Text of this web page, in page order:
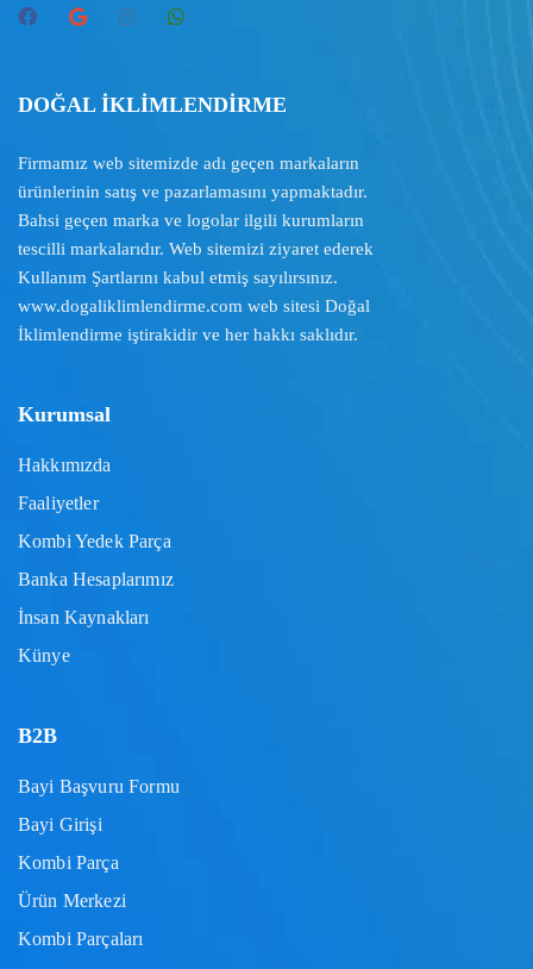
DOĞAL İKLİMLENDİRME
Firmamız web sitemizde adı geçen markaların
ürünlerinin satış ve pazarlamasını yapmaktadır.
Bahsi geçen marka ve logolar ilgili kurumların
tescilli markalarıdır. Web sitemizi ziyaret ederek
Kullanım Şartlarını kabul etmiş sayılırsınız.
www.dogaliklimlendirme.com web sitesi Doğal
İklimlendirme iştirakidir ve her hakkı saklıdır.
Kurumsal
Hakkımızda
Faaliyetler
Kombi Yedek Parça
Banka Hesaplarımız
İnsan Kaynakları
Künye
B2B
Bayi Başvuru Formu
Bayi Girişi
Kombi Parça
Ürün Merkezi
Kombi Parçaları